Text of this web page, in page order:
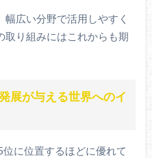
広い分野で活用しやすく
取り組みにはこれからも期
展が与える世界へのイ
に位置するほどに優れて